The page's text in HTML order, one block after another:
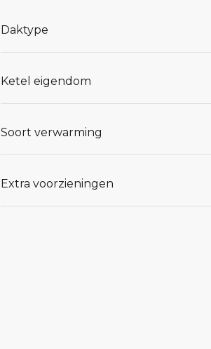
Daktype
Ketel eigendom
Soort verwarming
Extra voorzieningen